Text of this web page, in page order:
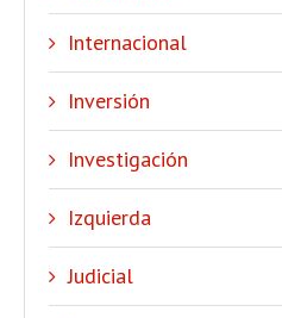
Internacional
Inversión
Investigación
Izquierda
Judicial